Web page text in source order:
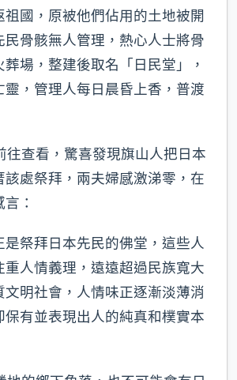
祖國，原被他們佔用的土地被開
民骨骸無人管理，熱心人士將骨
場，整建後取名「日民堂」，
靈，管理人每日晨昏上香，普渡
查看，驚喜發現旗山人把日本
該處祭拜，兩夫婦感激涕零，在
：
是祭拜日本先民的佛堂，這些人
重人情義理，遠遠超過民族寬大
文明社會，人情味正逐漸淡薄消
保有並表現出人的純真和樸實本